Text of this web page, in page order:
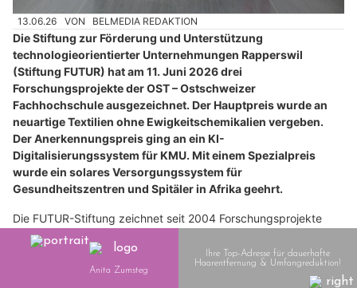
13.06.26 VON BELMEDIA REDAKTION
Die Stiftung zur Förderung und Unterstützung
technologieorientierter Unternehmungen Rapperswil
(Stiftung FUTUR) hat am 11. Juni 2026 drei
Forschungsprojekte der OST – Ostschweizer
Fachhochschule ausgezeichnet. Der Hauptpreis wurde an
neuartige Textilien ohne Ewigkeitschemikalien vergeben.
Der Anerkennungspreis ging an ein KI-
Digitalisierungssystem für KMU. Mit einem Spezialpreis
wurde ein solares Versorgungssystem für
Gesundheitszentren und Spitäler in Afrika geehrt.
Die FUTUR-Stiftung zeichnet seit 2004 Forschungsprojekte
aus, die einen Innovationsschub für Wirtschaft, Industrie und
Gesellschaft versprechen. Die diesjährigen Auszeichnungen
wurden von Stiftungsratspräsident Dr. h.c. Thomas